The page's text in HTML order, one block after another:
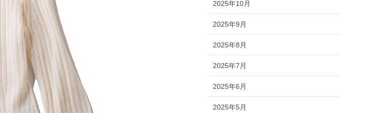
2025年10月
2025年9月
2025年8月
2025年7月
2025年6月
2025年5月